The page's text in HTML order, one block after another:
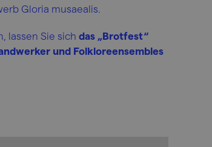
Gloria musaealis.
lassen Sie sich das „Brotfest“
und Folkloreensembles